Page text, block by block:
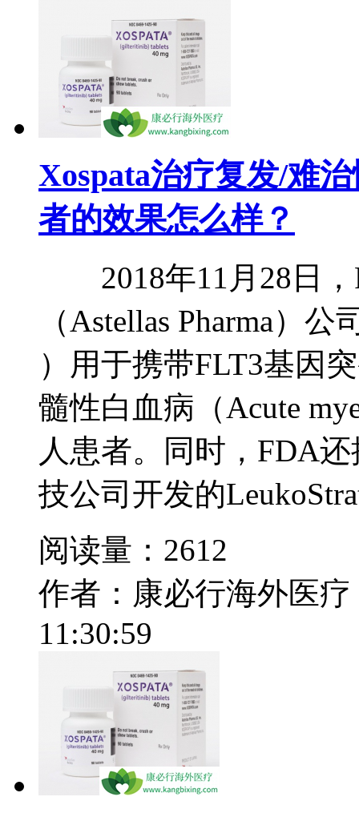
Xospata治疗复发/难
者的效果怎么样？
2018年11月28日，
（Astellas Pharma）
）用于携带FLT3基因
髓性白血病（Acute
人患者。同时，FDA
技公司开发的
阅读量：2612
作者：康必行海外医疗
11:30:59